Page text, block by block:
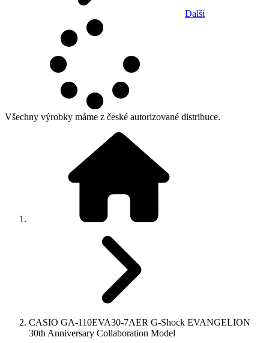
Další
Všechny výrobky máme z české autorizované distribuce.
CASIO GA-110EVA30-7AER G-Shock EVANGELION
30th Anniversary Collaboration Model